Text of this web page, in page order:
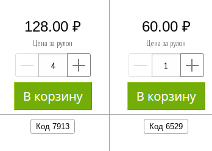
128.00
Цена за рулон
—
60.00
Цена за рулон
—
Код 7913 Код 6529